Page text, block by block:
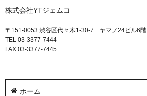
株式会社YTジェムコ
〒151-0053 渋谷区代々木1-30-7 ヤマノ24ビル6階
TEL 03-3377-7444
FAX 03-3377-7445
ホーム